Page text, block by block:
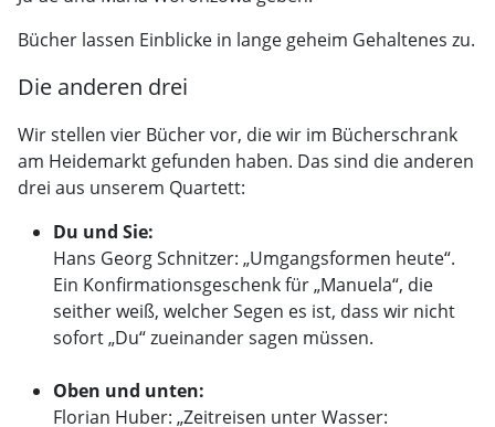
Bücher lassen Einblicke in lange geheim Gehaltenes zu.
Die anderen drei
Wir stellen vier Bücher vor, die wir im Bücherschrank
am Heidemarkt gefunden haben. Das sind die anderen
drei aus unserem Quartett:
Du und Sie:
Hans Georg Schnitzer: „Umgangsformen heute“.
Ein Konfirmationsgeschenk für „Manuela“, die
seither weiß, welcher Segen es ist, dass wir nicht
sofort „Du“ zueinander sagen müssen.
Oben und unten:
Florian Huber: „Zeitreisen unter Wasser: